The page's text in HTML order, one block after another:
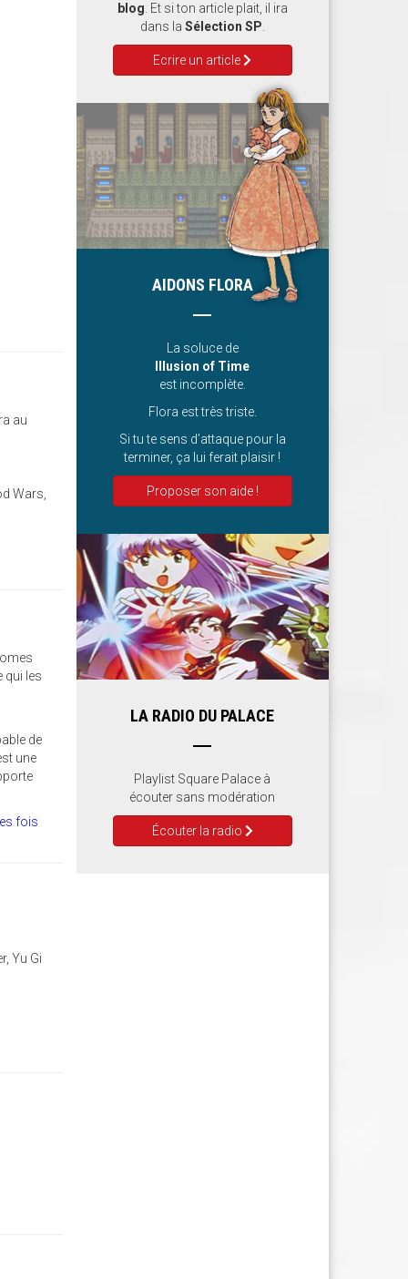
au
Wars,
qui les
de
une
fois
Yu Gi
blog . Et si ton article plait, il ira
dans la Sélection SP
Ecrire un article
AIDONS FLORA
La soluce de
Illusion of Time
est incomplète.
Flora est très triste.
Si tu te sens d’attaque pour la
terminer, ça lui ferait plaisir !
Proposer son aide !
LA RADIO DU PALACE
Playlist Square Palace à
écouter sans modération
Écouter la radio